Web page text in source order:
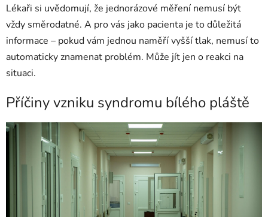
Lékaři si uvědomují, že jednorázové měření nemusí být
vždy směrodatné. A pro vás jako pacienta je to důležitá
informace – pokud vám jednou naměří vyšší tlak, nemusí to
automaticky znamenat problém. Může jít jen o reakci na
situaci.
Příčiny vzniku syndromu bílého pláště